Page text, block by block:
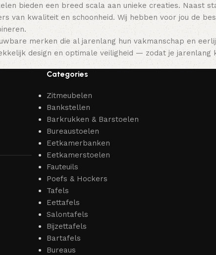
bieden een breed scala aan unieke creaties. Naast
van kwaliteit en schoonheid. Wij hebben voor jou de
merken die al jarenlang hun vakmanschap en
design en optimale veiligheid — zodat je jarenlang
Categories
Zitmeubelen
Bankstellen
Barkrukken & Barstoelen
Bureaustoelen
Eetkamerbanken
Eetkamerstoelen
Fauteuils
Poefs & Hockers
Tafels
Eettafels
Salontafels
Bijzettafels
Bartafels
Bureaus